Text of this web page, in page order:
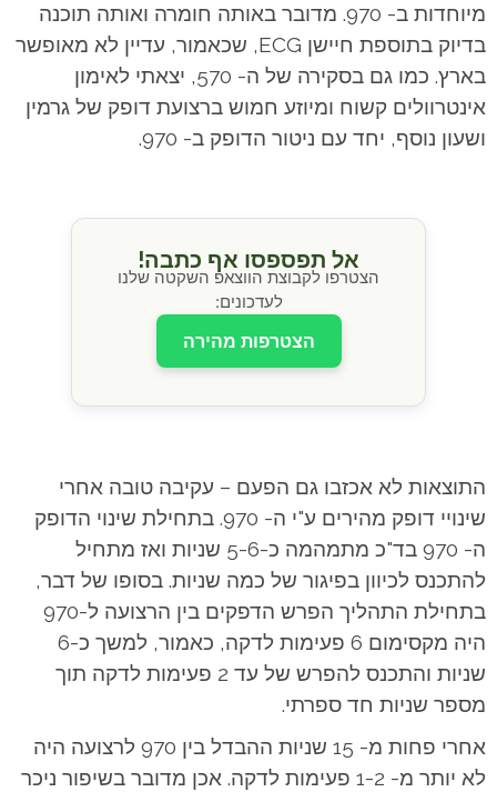
מיוחדות ב- 970. מדובר באותה חומרה ואותה תוכנה
בדיוק בתוספת חיישן ECG, שכאמור, עדיין לא מאופשר
בארץ. כמו גם בסקירה של ה- 570, יצאתי לאימון
אינטרוולים קשוח ומיוזע חמוש ברצועת דופק של גרמין
ושעון נוסף, יחד עם ניטור הדופק ב- 970.
אל תפספסו אף כתבה!
הצטרפו לקבוצת הווצאפ השקטה שלנו
לעדכונים:
הצטרפות מהירה
התוצאות לא אכזבו גם הפעם – עקיבה טובה אחרי
שינויי דופק מהירים ע"י ה- 970. בתחילת שינוי הדופק
ה- 970 בד"כ מתמהמה כ-5-6 שניות ואז מתחיל
להתכנס לכיוון בפיגור של כמה שניות. בסופו של דבר,
בתחילת התהליך הפרש הדפקים בין הרצועה ל-970
היה מקסימום 6 פעימות לדקה, כאמור, למשך כ-6
שניות והתכנס להפרש של עד 2 פעימות לדקה תוך
מספר שניות חד ספרתי.
אחרי פחות מ- 15 שניות ההבדל בין 970 לרצועה היה
לא יותר מ- 1-2 פעימות לדקה. אכן מדובר בשיפור ניכר